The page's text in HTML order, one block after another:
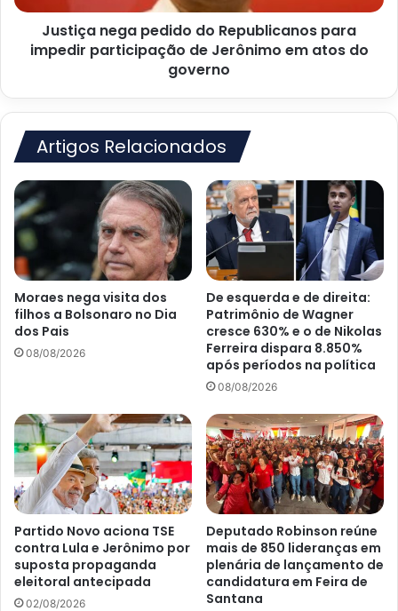
de
JerônimoJustiça nega pedido do Republicanos para
impedir participação de Jerônimo em atos do
governo
Artigos Relacionados
Moraes nega visita dos
filhos a Bolsonaro no Dia
dos Pais
08/08/2026
De esquerda e de direita:
Patrimônio de Wagner
cresce 630% e o de Nikolas
Ferreira dispara 8.850%
após períodos na política
08/08/2026
Partido Novo aciona TSE
contra Lula e Jerônimo por
suposta propaganda
eleitoral antecipada
02/08/2026
Deputado Robinson reúne
mais de 850 lideranças em
plenária de lançamento de
candidatura em Feira de
Santana